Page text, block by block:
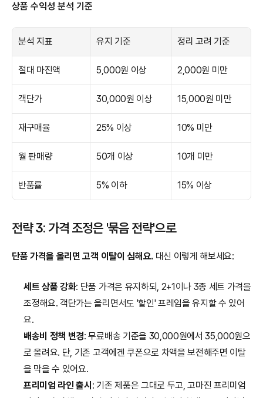
상품 수익성 분석 기준
분석 지표 유지 기준 정리 고려 기준
절대 마진액 5,000원 이상 2,000원 미만
객단가 30,000원 이상 15,000원 미만
재구매율 25% 이상 10% 미만
월 판매량 50개 이상 10개 미만
반품률 5% 이하 15% 이상
전략 3: 가격 조정은 '묶음 전략'으로
단품 가격을 올리면 고객 이탈이 심해요. 대신 이렇게 해보세요:
세트 상품 강화: 단품 가격은 유지하되, 2+1이나 3종 세트 가격을
조정해요. 객단가는 올리면서도 '할인' 프레임을 유지할 수 있어
요.
배송비 정책 변경: 무료배송 기준을 30,000원에서 35,000원으
로 올려요. 단, 기존 고객에겐 쿠폰으로 차액을 보전해주면 이탈
을 막을 수 있어요.
프리미엄 라인 출시 : 기존 제품은 그대로 두고, 고마진 프리미엄